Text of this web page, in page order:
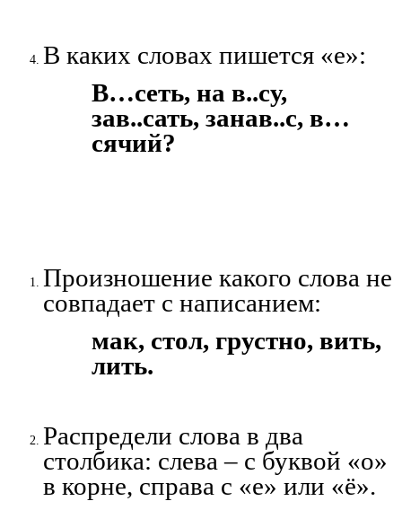
В каких словах пишется «е»:
В…сеть, на в..су,
зав..сать, занав..с, в…
сячий?
Произношение какого слова не
совпадает с написанием:
мак, стол, грустно, вить,
лить.
Распредели слова в два
столбика: слева – с буквой «о»
в корне, справа с «е» или «ё».